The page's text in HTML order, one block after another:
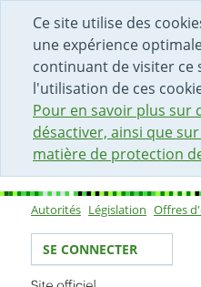
Ce site utilise des
une expérience
continuant de visiter ce
l'utilisation de ces
Pour en savoir plus sur
désactiver, ainsi que
matière de protection
DÉBUT DU CONTENU DE
ACCÈS AU CHAMP DE
PAGE D'ACCUEIL
FORMULAIRE DE
Sous-
Autorités Législation Offres
Votre identité
SE CONNECTER